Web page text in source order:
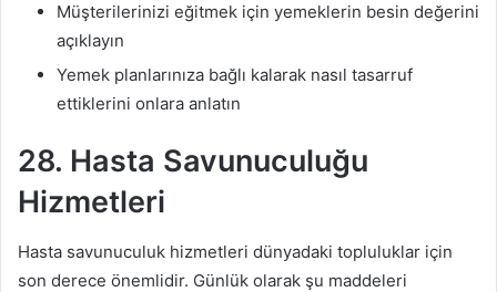
Müşterilerinizi eğitmek için yemeklerin besin değerini
açıklayın
Yemek planlarınıza bağlı kalarak nasıl tasarruf
ettiklerini onlara anlatın
28. Hasta Savunuculuğu
Hizmetleri
Hasta savunuculuk hizmetleri dünyadaki topluluklar için
son derece önemlidir. Günlük olarak şu maddeleri